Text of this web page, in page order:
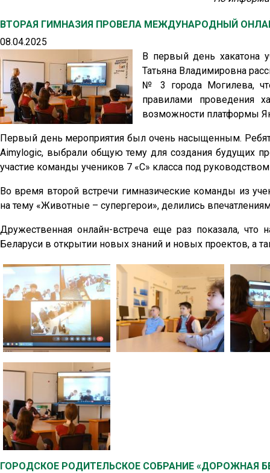
ВТОРАЯ ГИМНАЗИЯ ПРОВЕЛА МЕЖДУНАРОДНЫЙ
08.04.2025
В первый день хакатона
Татьяна Владимировна
№ 3 города Могилева,
правилами проведения
возможности платформы
Первый день мероприятия был очень насыщенным.
Aimylogic, выбрали общую тему для создания будущих
участие команды учеников 7 «С» класса под
Во время второй встречи гимназические команды из
на тему «Животные – супергерои», делились
Дружественная онлайн-встреча еще раз показала, что
Беларуси в открытии новых знаний и новых проектов, а
ГОРОДСКОЕ РОДИТЕЛЬСКОЕ СОБРАНИЕ «ДОРОЖНАЯ